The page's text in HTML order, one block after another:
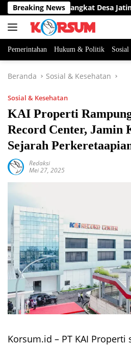
Langsung
ke
konten
Breaking News
Jabatan Perangkat Desa
Pemerintahan Hukum & Politik Sosial
Beranda Sosial & Kesehatan
Sosial & Kesehatan
KAI Properti
Record Center, Jamin
Sejarah
Redaksi
Mei 27, 2025
Korsum.id – PT KAI Properti